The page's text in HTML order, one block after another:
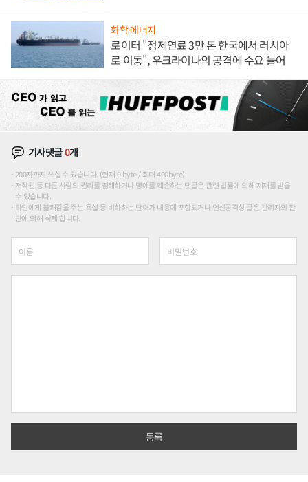
화학·에너지
로이터 "정제연료 3만 톤 한국에서 러시아
로 이동", 우크라이나의 공격에 수요 늘어
기사댓글0개
200자까지 쓰실 수 있습니다. (현재 0 byte / 최대 400byte)
저작권 등 다른 사람의 권리를 침해하거나 명예를 훼손하는 댓글은 관련 법률에 의해 제재를 받을
수 있습니다.
타인에게 불쾌감을 주는 욕설 등 비하하는 단어가 내용에 포함되거나 인신공격성 글은 관리자의 판
단에 의해 삭제 합니다.